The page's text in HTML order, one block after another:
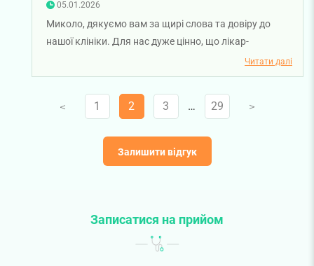
05.01.2026
Миколо, дякуємо вам за щирі слова та довіру до
нашої клініки. Для нас дуже цінно, що лікар-
кардіолог Роман Старостишин зміг швидко
допомогти, підтримати та надати зрозумілі
рекомендації. Бажаємо вам міцного здоров'я!
Читати далі
V 1 2 3 … 29 V
Залишити відгук
Записатися на прийом